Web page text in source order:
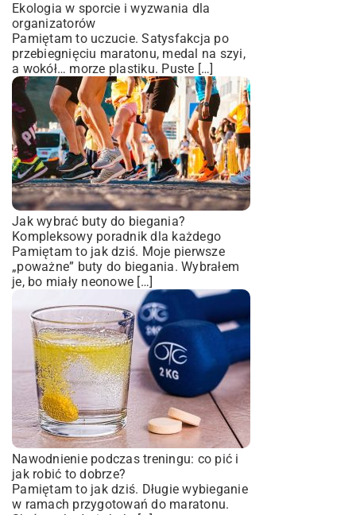
Ekologia w sporcie i wyzwania dla
organizatorów
Pamiętam to uczucie. Satysfakcja po
przebiegnięciu maratonu, medal na szyi,
a wokół… morze plastiku. Puste […]
Jak wybrać buty do biegania?
Kompleksowy poradnik dla każdego
Pamiętam to jak dziś. Moje pierwsze
„poważne” buty do biegania. Wybrałem
je, bo miały neonowe […]
Nawodnienie podczas treningu: co pić i
jak robić to dobrze?
Pamiętam to jak dziś. Długie wybieganie
w ramach przygotowań do maratonu.